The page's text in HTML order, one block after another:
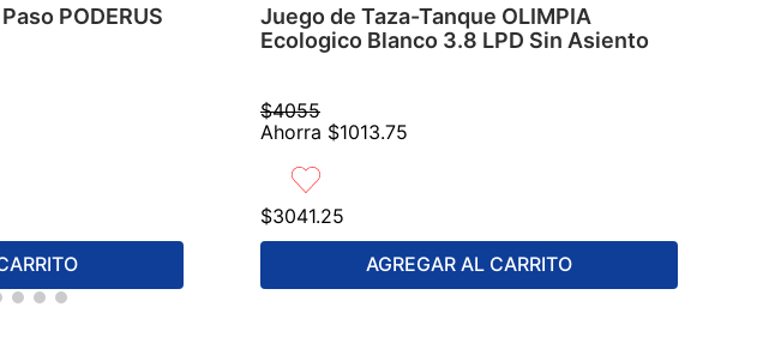
PODERUS
Juego de Taza-Tanque OLIMPIA
Ecologico Blanco 3.8 LPD Sin Asiento
$4055
Ahorra $1013.75
$3041.25
AGREGAR AL CARRITO